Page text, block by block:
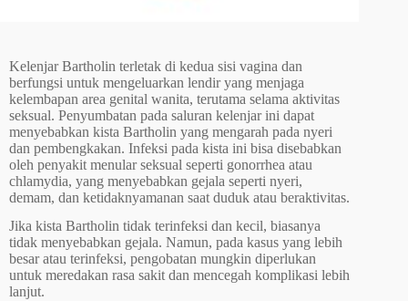
Kelenjar Bartholin terletak di kedua sisi vagina dan
berfungsi untuk mengeluarkan lendir yang menjaga
kelembapan area genital wanita, terutama selama aktivitas
seksual. Penyumbatan pada saluran kelenjar ini dapat
menyebabkan kista Bartholin yang mengarah pada nyeri
dan pembengkakan. Infeksi pada kista ini bisa disebabkan
oleh penyakit menular seksual seperti gonorrhea atau
chlamydia, yang menyebabkan gejala seperti nyeri,
demam, dan ketidaknyamanan saat duduk atau beraktivitas.
Jika kista Bartholin tidak terinfeksi dan kecil, biasanya
tidak menyebabkan gejala. Namun, pada kasus yang lebih
besar atau terinfeksi, pengobatan mungkin diperlukan
untuk meredakan rasa sakit dan mencegah komplikasi lebih
lanjut.